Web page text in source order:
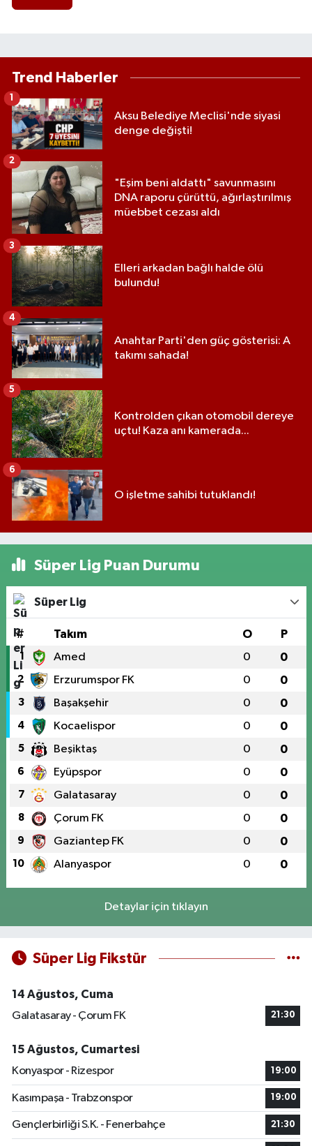
Trend Haberler
Aksu Belediye Meclisi'nde siyasi
denge değişti!
1
"Eşim beni aldattı" savunmasını
DNA raporu çürüttü, ağırlaştırılmış
müebbet cezası aldı
2
Elleri arkadan bağlı halde ölü
bulundu!
3
Anahtar Parti'den güç gösterisi: A
takımı sahada!
4
Kontrolden çıkan otomobil dereye
uçtu! Kaza anı kamerada...
5
O işletme sahibi tutuklandı!
6
Süper Lig Puan Durumu
Süper Lig
# Takım O P
1 Amed 0 0
2 Erzurumspor FK 0 0
3 Başakşehir 0 0
4 Kocaelispor 0 0
5 Beşiktaş 0 0
6 Eyüpspor 0 0
7 Galatasaray 0 0
8 Çorum FK 0 0
9 Gaziantep FK 0 0
10 Alanyaspor 0 0
Detaylar için tıklayın
Süper Lig Fikstür
14 Ağustos, Cuma
Galatasaray - Çorum FK
21:30
15 Ağustos, Cumartesi
Konyaspor - Rizespor
19:00
Kasımpaşa - Trabzonspor 19:00
Gençlerbirliği S.K. - Fenerbahçe 21:30